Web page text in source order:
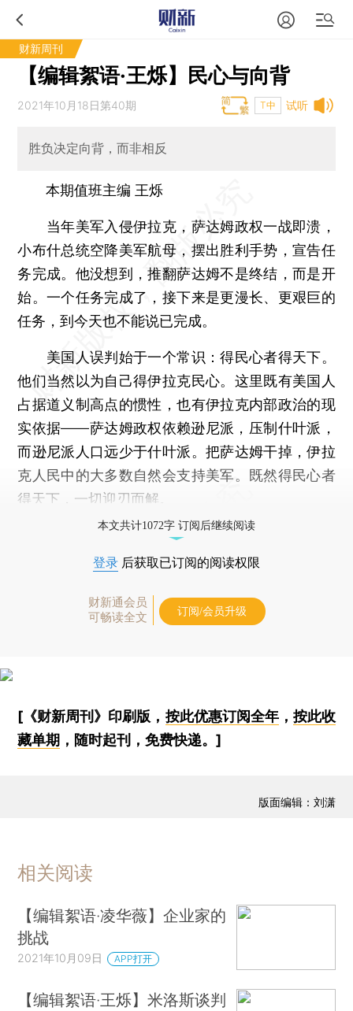
财新周刊
【编辑絮语·王烁】民心与向背
试听
2021年10月18日第40期 T中
胜负决定向背，而非相反
本期值班主编 王烁
当年美军入侵伊拉克，萨达姆政权一战即溃，
小布什总统空降美军航母，摆出胜利手势，宣告任
务完成。他没想到，推翻萨达姆不是终结，而是开
始。一个任务完成了，接下来是更漫长、更艰巨的
任务，到今天也不能说已完成。
美国人误判始于一个常识：得民心者得天下。
他们当然以为自己得伊拉克民心。这里既有美国人
占据道义制高点的惯性，也有伊拉克内部政治的现
实依据——萨达姆政权依赖逊尼派，压制什叶派，
而逊尼派人口远少于什叶派。把萨达姆干掉，伊拉
克人民中的大多数自然会支持美军。既然得民心者
得天下，一切迎刃而解。
本文共计1072字 订阅后继续阅读
登录 后获取已订阅的阅读权限
财新通会员
可畅读全文
订阅/会员升级
[《财新周刊》印刷版， 按此优惠订阅全年， 按此收
藏单期 ，随时起刊，免费快递。]
版面编辑：刘潇
相关阅读
【编辑絮语·凌华薇】企业家的
挑战
2021年10月09日 APP打开
【编辑絮语·王烁】米洛斯谈判